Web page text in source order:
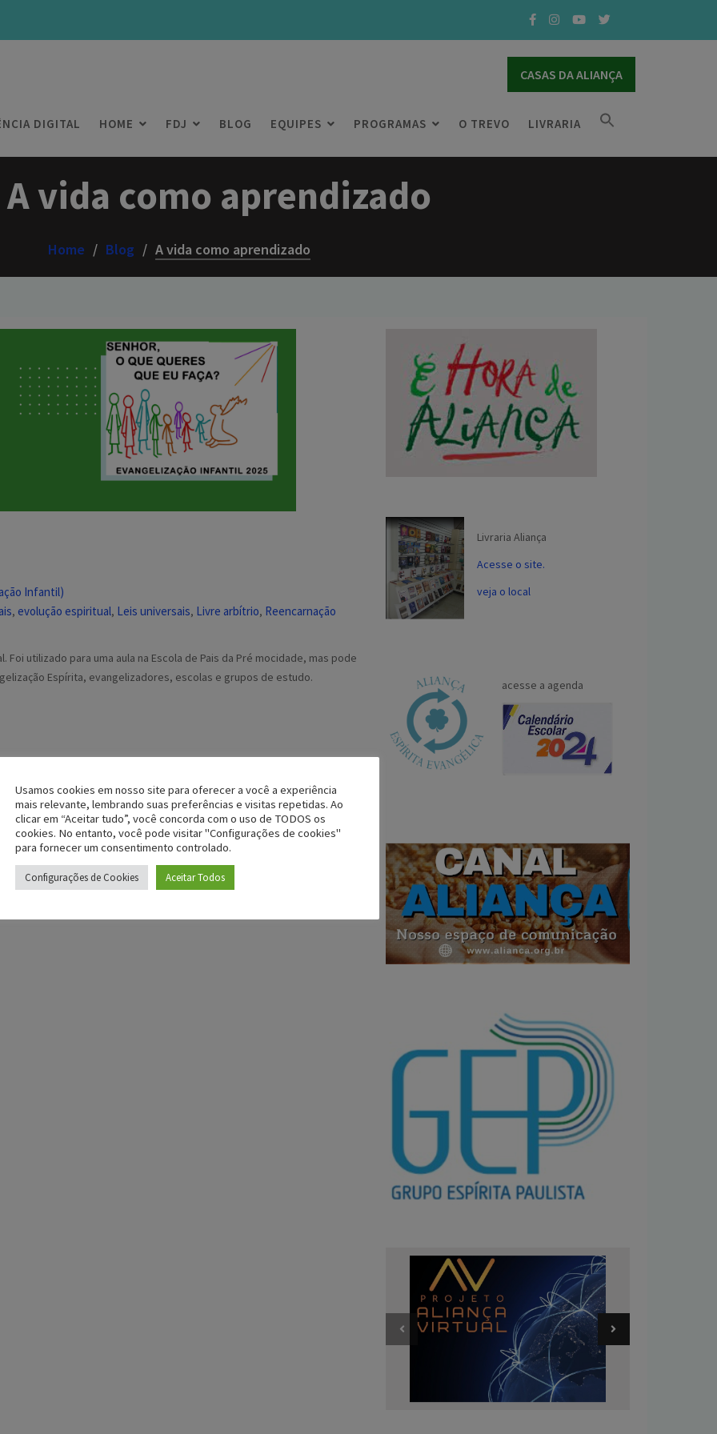
CASAS DA ALIANÇA
DIGITAL HOME FDJ BLOG EQUIPES PROGRAMAS O TREVO LIVRARIA
A vida como aprendizado
Home Blog A vida como aprendizado
Infantil)
, evolução espiritual, Leis universais, Livre arbítrio, Reencarnação
utilizado para uma aula na Escola de Pais da Pré mocidade, mas pode
Espírita, evangelizadores, escolas e grupos de estudo.
Livraria Aliança
Acesse o site.
veja o local
acesse a agenda
Usamos cookies em nosso site para oferecer a você a experiência
mais relevante, lembrando suas preferências e visitas repetidas. Ao
clicar em “Aceitar tudo”, você concorda com o uso de TODOS os
cookies. No entanto, você pode visitar "Configurações de cookies"
para fornecer um consentimento controlado.
Configurações de Cookies Aceitar Todos